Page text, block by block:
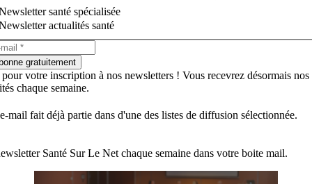
santé spécialisée
actualités santé
gratuitement
votre inscription à nos newsletters ! Vous recevrez désormais nos
chaque semaine.
mail fait déjà partie dans d'une des listes de diffusion sélectionnée.
Santé Sur Le Net chaque semaine dans votre boite mail.